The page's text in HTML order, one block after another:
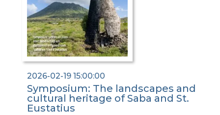
2026-02-19 15:00:00
Symposium: The landscapes and
cultural heritage of Saba and St.
Eustatius